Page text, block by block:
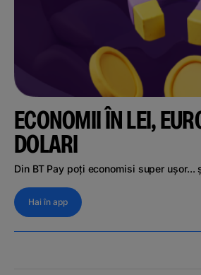
ECONOMII ÎN LEI,
DOLARI
Din BT Pay poți economisi super ușor...
Hai în app